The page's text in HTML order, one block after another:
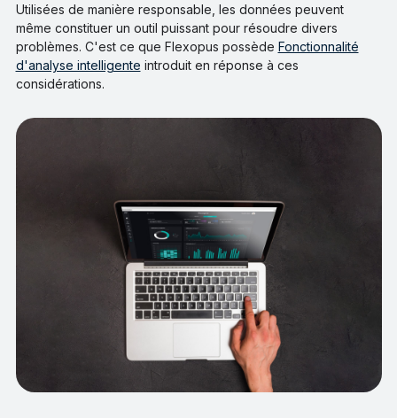
Utilisées de manière responsable, les données peuvent
même constituer un outil puissant pour résoudre divers
problèmes. C'est ce que Flexopus possède Fonctionnalité
d'analyse intelligente introduit en réponse à ces
considérations.